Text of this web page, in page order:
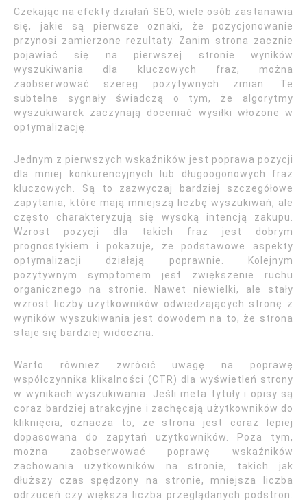
Czekając na efekty działań SEO, wiele osób zastanawia
się, jakie są pierwsze oznaki, że pozycjonowanie
przynosi zamierzone rezultaty. Zanim strona zacznie
pojawiać się na pierwszej stronie wyników
wyszukiwania dla kluczowych fraz, można
zaobserwować szereg pozytywnych zmian. Te
subtelne sygnały świadczą o tym, że algorytmy
wyszukiwarek zaczynają doceniać wysiłki włożone w
optymalizację.
Jednym z pierwszych wskaźników jest poprawa pozycji
dla mniej konkurencyjnych lub długoogonowych fraz
kluczowych. Są to zazwyczaj bardziej szczegółowe
zapytania, które mają mniejszą liczbę wyszukiwań, ale
często charakteryzują się wysoką intencją zakupu.
Wzrost pozycji dla takich fraz jest dobrym
prognostykiem i pokazuje, że podstawowe aspekty
optymalizacji działają poprawnie. Kolejnym
pozytywnym symptomem jest zwiększenie ruchu
organicznego na stronie. Nawet niewielki, ale stały
wzrost liczby użytkowników odwiedzających stronę z
wyników wyszukiwania jest dowodem na to, że strona
staje się bardziej widoczna.
Warto również zwrócić uwagę na poprawę
współczynnika klikalności (CTR) dla wyświetleń strony
w wynikach wyszukiwania. Jeśli meta tytuły i opisy są
coraz bardziej atrakcyjne i zachęcają użytkowników do
kliknięcia, oznacza to, że strona jest coraz lepiej
dopasowana do zapytań użytkowników. Poza tym,
można zaobserwować poprawę wskaźników
zachowania użytkowników na stronie, takich jak
dłuższy czas spędzony na stronie, mniejsza liczba
odrzuceń czy większa liczba przeglądanych podstron.